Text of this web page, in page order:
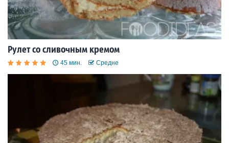
Рулет со сливочным кремом
45 мин. Средне